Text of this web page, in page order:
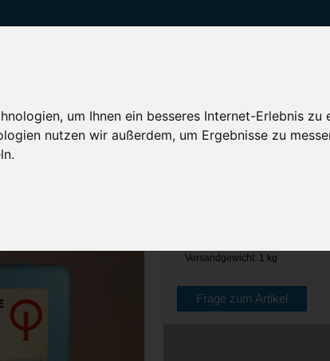
um Ihnen ein besseres Internet-Erlebnis zu
nutzen wir außerdem, um Ergebnisse zu
Versandgewicht: 1 kg
Frage zum Artikel